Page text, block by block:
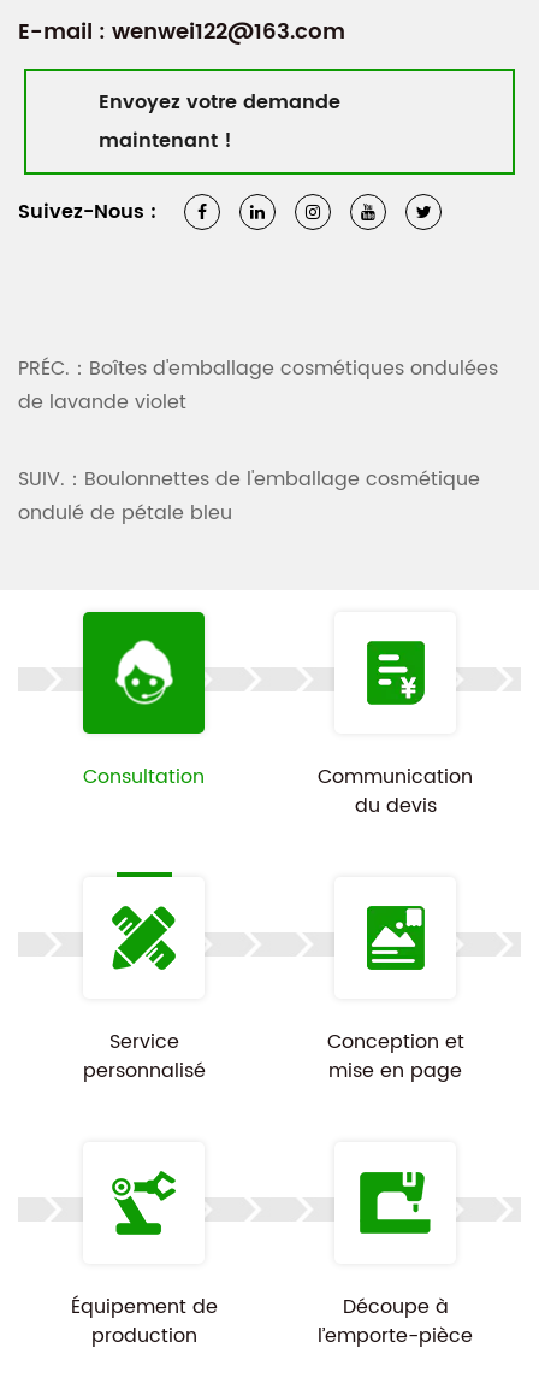
E-mail : wenwei122@163.com
Envoyez votre demande
maintenant !
Suivez-Nous :
PRÉC.：Boîtes d'emballage cosmétiques ondulées
de lavande violet
SUIV.：Boulonnettes de l'emballage cosmétique
ondulé de pétale bleu
Consultation
Communication
du devis
Service
personnalisé
Conception et
mise en page
Équipement de
production
Découpe à
l’emporte-pièce